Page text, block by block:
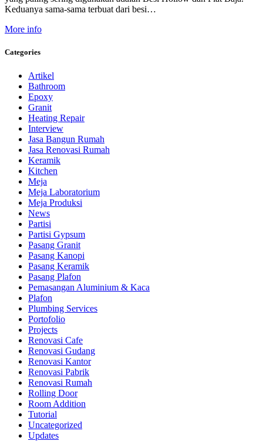
Keduanya sama-sama terbuat dari besi…
More info
Categories
Artikel
Bathroom
Epoxy
Granit
Heating Repair
Interview
Jasa Bangun Rumah
Jasa Renovasi Rumah
Keramik
Kitchen
Meja
Meja Laboratorium
Meja Produksi
News
Partisi
Partisi Gypsum
Pasang Granit
Pasang Kanopi
Pasang Keramik
Pasang Plafon
Pemasangan Aluminium & Kaca
Plafon
Plumbing Services
Portofolio
Projects
Renovasi Cafe
Renovasi Gudang
Renovasi Kantor
Renovasi Pabrik
Renovasi Rumah
Rolling Door
Room Addition
Tutorial
Uncategorized
Updates